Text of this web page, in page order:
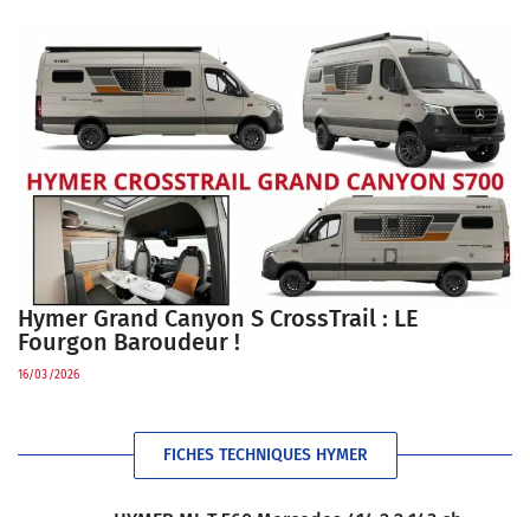
Hymer Grand Canyon S CrossTrail : LE
Fourgon Baroudeur !
16/03/2026
FICHES TECHNIQUES HYMER